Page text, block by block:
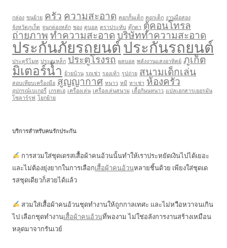
กล่อง ขนย้าย ครัว ความสะอาด คอกกั้นเด็ก คอกเด็ก งานมือสอง
จังหวัดภูเก็ต จูนกล่องหลัก ซอง ดูบอล ตราประทับ ตุ๊กตา ตู้คอนโทรล
ถ่ายภาพทำความสะอาดบริษัททำความสะอาด
ประกันภัยรถยนต์ประกันรถยนต์
ประตูรีโมท ประตูเหล็ก ประตูโรงรถ ผลบอล พลังงานแสงอาทิตย์ ภูเก็ต
มิเตอร์น้ำ ย้ายบ้าน รถเช่า รองเท้า รูปถ่าย สนามเด็กเล่น
สอบเทียบเครื่องมือ สูญญากาศ หนาว หมี หาเช่า ห้องครัว
อุปกรณ์เบเกอรี่ เกรดเอ เครื่องเล่น เครื่องเล่นสนาม เสื้อกันนหนาว แปลเอกสารเยอรมัน
โซลาร์รูฟ โยกย้าย
บริการสำหรับคนรักประกัน
การสวมใส่ชุดเดรสเสื้อผ้าคนอ้วนนั้นทำให้เราประหยัดเงินไปได้เยอะ
และไม่ต้องยุ่งยากในการเลือกเสื้อผ้าคนอ้วนหลายชิ้นด้วย เพียงใส่ชุดเด
รสชุดเดียวก็สวยได้แล้ว
สวมใส่เสื้อผ้าคนอ้วนชุดทำงานให้ถูกกาลเทศะ และไม่หวือหวาจนเกิน
ไป เลือกชุดทำงานเสื้อผ้าคนอ้วนที่พองาม ไม่ใช่อลังการงานสร้างเหมือน
หลุดมาจากรันเวย์